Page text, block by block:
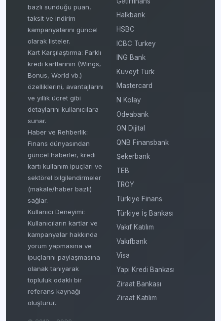
bazlı sunduğu puan,
taksit ve indirim
kampanyalarını güncel
olarak listeler.
Kart Karşılaştırma: Farklı
kredi kartlarının (Wings,
Bonus, World vb.)
özelliklerini, avantajlarını
ve yıllık ücret gibi
detaylarını kullanıcılara
sunar.
Haber ve Rehberlik:
Finans dünyasından
güncel haberler, kredi
kartı kullanım ipuçları ve
sektörel bilgilendirmeler
(makale/haber bazlı)
sağlar.
Kullanıcı Deneyimi:
Kullanıcıların kartlar ve
kampanyalar hakkında
yorum yapmasına ve
ipuçlarını paylaşmasına
olanak tanıyarak
topluluk odaklı bir
referans kaynağı
oluşturur.
Halkbank
HSBC
ICBC Turkey
ING Bank
Kuveyt Türk
Mastercard
N Kolay
Odeabank
ON Dijital
QNB Finansbank
Şekerbank
TEB
TROY
Türkiye Finans
Türkiye İş Bankası
Vakıf Katılım
Vakıfbank
Visa
Yapı Kredi Bankası
Ziraat Bankası
Ziraat Katılım